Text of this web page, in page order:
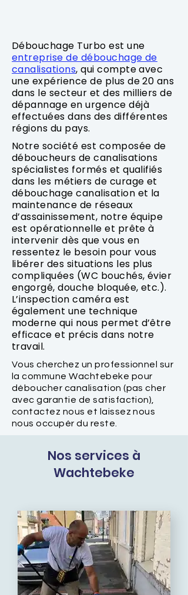
Débouchage Turbo est une
entreprise de débouchage de
canalisations, qui compte avec
une expérience de plus de 20 ans
dans le secteur et des milliers de
dépannage en urgence déjà
effectuées dans des différentes
régions du pays.
Notre société est composée de
déboucheurs de canalisations
spécialistes formés et qualifiés
dans les métiers de curage et
débouchage canalisation et la
maintenance de réseaux
d’assainissement, notre équipe
est opérationnelle et prête à
intervenir dès que vous en
ressentez le besoin pour vous
libérer des situations les plus
compliquées (WC bouchés, évier
engorgé, douche bloquée, etc.).
L’inspection caméra est
également une technique
moderne qui nous permet d’être
efficace et précis dans notre
travail.
Vous cherchez un professionnel sur
la commune Wachtebeke pour
déboucher canalisation (pas cher
avec garantie de satisfaction),
contactez nous et laissez nous
nous occupér du reste.
Nos services à
Wachtebeke